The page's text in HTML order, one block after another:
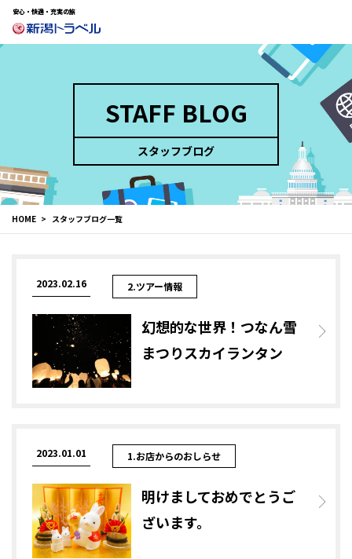
安心・快適・充実の旅
STAFF BLOG
スタッフブログ
HOME スタッフブログ一覧
2023.02.16 2.ツアー情報
幻想的な世界！つなん雪
まつりスカイランタン
2023.01.01 1.お店からのおしらせ
明けましておめでとうご
ざいます。